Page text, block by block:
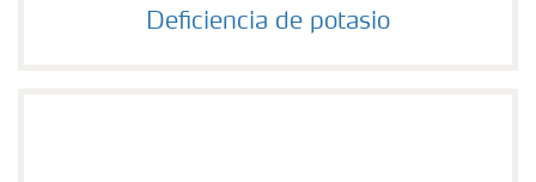
Deficiencia de potasio
Deficiencia de potasio